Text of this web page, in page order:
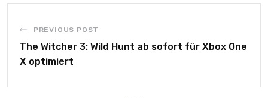
PREVIOUS POST
The Witcher 3: Wild Hunt ab sofort für Xbox One
X optimiert